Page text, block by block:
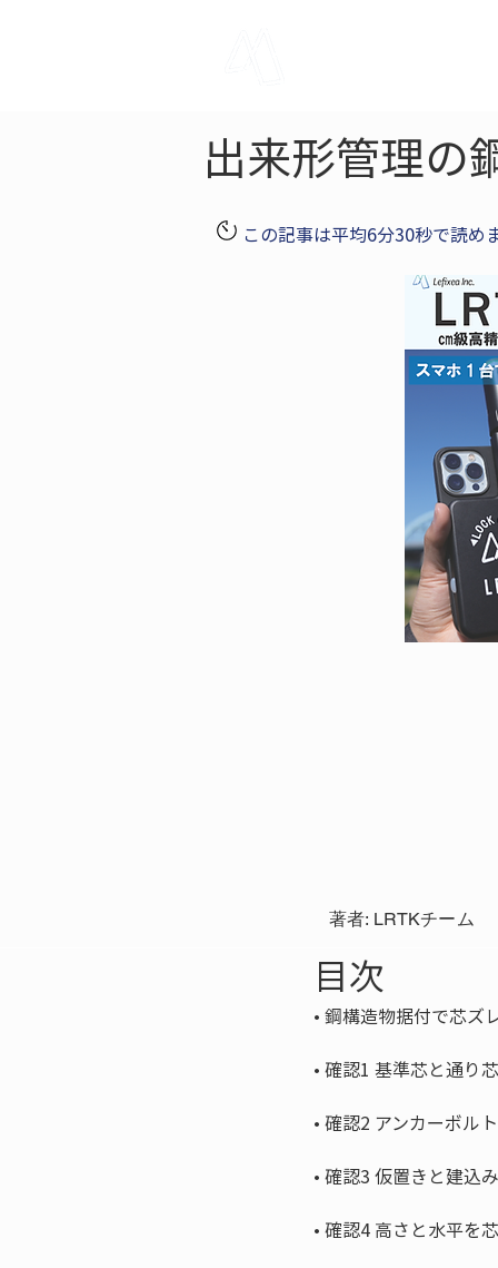
出来形管理の
この記事は平均6分30秒で読め
著者: LRTKチーム
目次
•
•
•
•
•